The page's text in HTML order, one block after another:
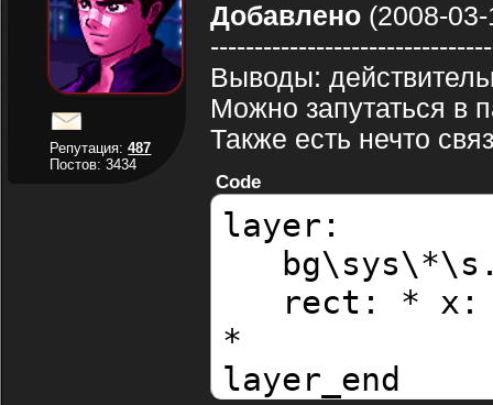
Репутация:487
Постов: 3434
Добавлено(2008-03-
Выводы:
Можно запутаться в
Также есть нечто
Code
layer:
rect: * x:
*
layer_end